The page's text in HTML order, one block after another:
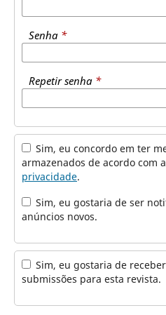
Senha *
Repetir senha *
Sim, eu concordo em ter meus dados coletados e
armazenados de acordo com a
privacidade.
Sim, eu gostaria de ser notificado(a) de publicações e
anúncios novos.
Sim, eu gostaria de receber solicitações para avaliar
submissões para esta revista.